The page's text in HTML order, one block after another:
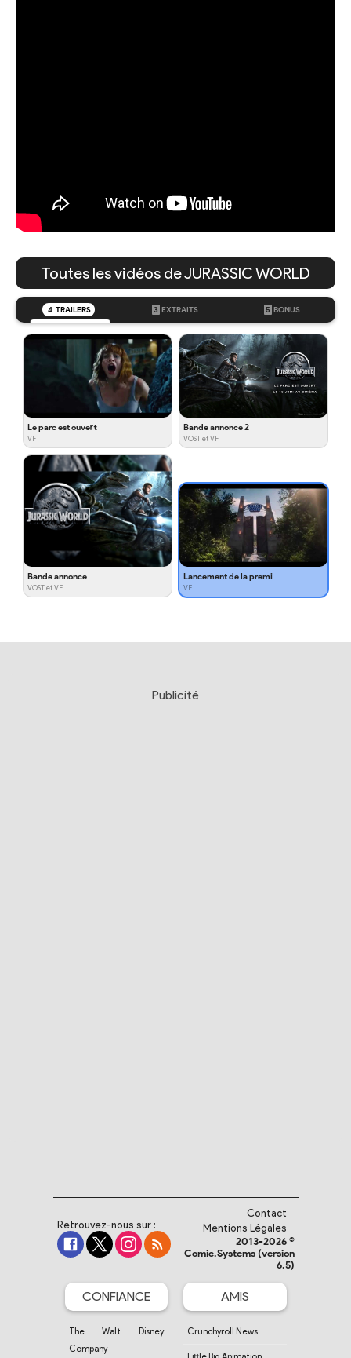
Toutes les vidéos de JURASSIC WORLD
4 TRAILERS 3 EXTRAITS 5 BONUS
Le parc est ouvert
VF
Bande annonce 2
VOST et VF
Bande annonce
VOST et VF
Lancement de la premi
VF
Publicité
Retrouvez-nous sur :
Contact
Mentions Légales
2013-2026 ©
Comic.Systems (version
6.5)
CONFIANCE
The Walt Disney
Company
AMIS
Crunchyroll News